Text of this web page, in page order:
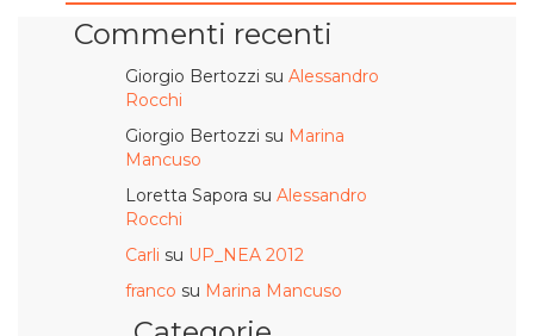
Commenti recenti
Giorgio Bertozzi su Alessandro
Rocchi
Giorgio Bertozzi su Marina
Mancuso
Loretta Sapora su Alessandro
Rocchi
Carli su UP_NEA 2012
franco su Marina Mancuso